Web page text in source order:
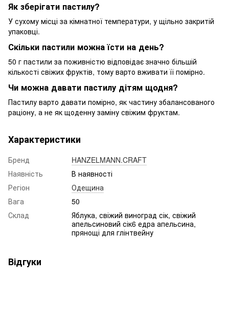
Як зберігати пастилу?
У сухому місці за кімнатної температури, у щільно закритій
упаковці.
Скільки пастили можна їсти на день?
50 г пастили за поживністю відповідає значно більшій
кількості свіжих фруктів, тому варто вживати її помірно.
Чи можна давати пастилу дітям щодня?
Пастилу варто давати помірно, як частину збалансованого
раціону, а не як щоденну заміну свіжим фруктам.
Характеристики
Бренд
HANZELMANN.CRAFT
Наявність
В наявності
Регіон
Одещина
Вага
50
Склад
Яблука, свіжий виноград сік, свіжий
апельсиновий сік6 едра апельсина,
прянощі для глінтвейну
Відгуки